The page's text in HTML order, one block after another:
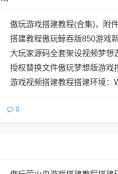
傲玩游戏搭建教程(合集)，附
搭建教程傲玩鲸吞版850游戏
大玩家源码全套架设视频梦
授权替换文件傲玩梦想版游戏
游戏视频搭建教程搭建环境：
0